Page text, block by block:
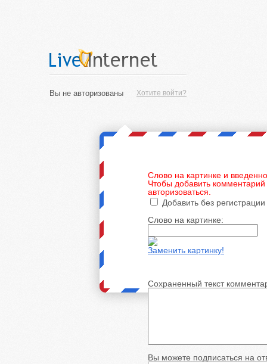
Хотите войти?
Вы не авторизованы
Слово на картинке и
Чтобы добавить комментарий
авторизоваться.
Добавить без регистрации
Слово на картинке:
Заменить картинку!
Сохраненный текст
Вы можете подписаться на